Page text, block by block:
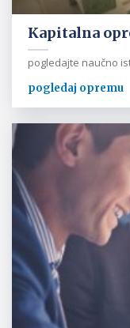
Kapitalna
pogledajte naučno
pogledaj opremu